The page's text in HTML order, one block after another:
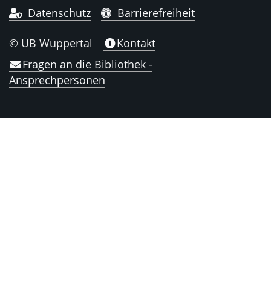
Datenschutz
Barrierefreiheit
© UB Wuppertal
Kontakt
Fragen an die Bibliothek -
Ansprechpersonen